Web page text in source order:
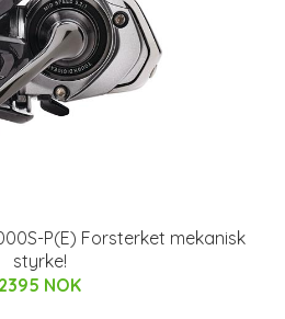
P(E) Forsterket mekanisk
styrke!
2395 NOK